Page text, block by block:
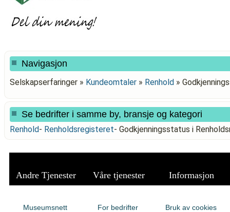
Navigasjon
Selskapserfaringer » Kundeomtaler » Renhold »
Se bedrifter i samme by, bransje og kategori
Renhold- Renholdsregisteret- Godkjenningsstatus i
Andre Tjenester Våre tjenester Informasjon
Museumsnett For bedrifter Bruk av cookies